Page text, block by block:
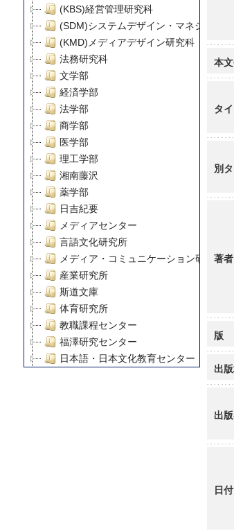
(KBS)経営管理研究科
(SDM)システムデザイン・マネジメント
(KMD)メディアデザイン研究科
法務研究科
文学部
経済学部
法学部
商学部
医学部
理工学部
湘南藤沢
薬学部
日吉紀要
メディアセンター
言語文化研究所
メディア・コミュニケーション研究所
産業研究所
斯道文庫
体育研究所
教職課程センター
福澤研究センター
日本語・日本文化教育センター
デジタルメディア・コンテンツ統合研究
慶應義塾大学グローバルCOEプログラ
慶應義塾大学グローバルCOEプログラ
博士課程教育リーディングプログラム
本
タ
別
著者
版
出
出
日付